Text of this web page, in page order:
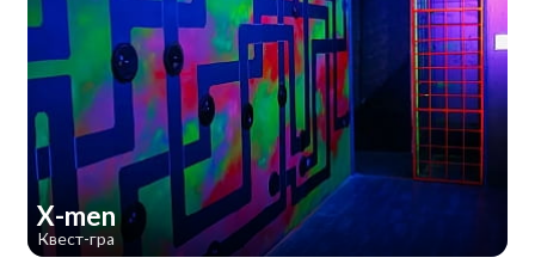
X-men
Квест-гра